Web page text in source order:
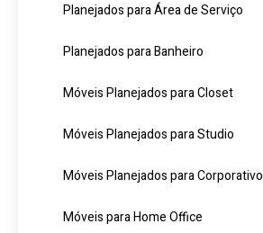
Planejados para Área de Serviço
Planejados para Banheiro
Móveis Planejados para Closet
Móveis Planejados para Studio
Móveis Planejados para Corporativo
Móveis para Home Office